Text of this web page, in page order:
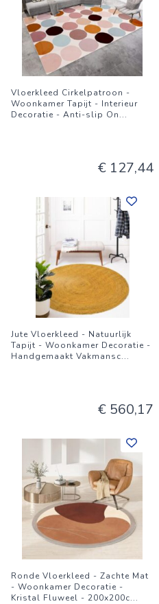
Vloerkleed Cirkelpatroon -
Woonkamer Tapijt - Interieur
Decoratie - Anti-slip On...
€ 127,44
Jute Vloerkleed - Natuurlijk
Tapijt - Woonkamer Decoratie -
Handgemaakt Vakmansc...
€ 560,17
Ronde Vloerkleed - Zachte Mat
- Woonkamer Decoratie -
Kristal Fluweel - 200x200c...